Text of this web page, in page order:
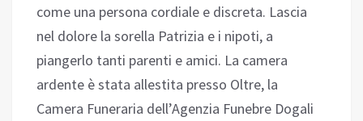
come una persona cordiale e discreta. Lascia
nel dolore la sorella Patrizia e i nipoti, a
piangerlo tanti parenti e amici. La camera
ardente è stata allestita presso Oltre, la
Camera Funeraria dell’Agenzia Funebre Dogali